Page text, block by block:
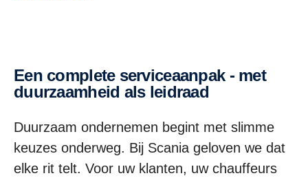
een complete serviceaanpak - met
duurzaamheid als leidraad
Duurzaam ondernemen begint met slimme
keuzes onderweg. Bij Scania geloven we dat
elke rit telt. Voor uw klanten, uw chauffeurs